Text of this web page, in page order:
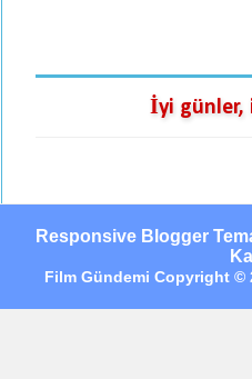
İyi günler,
Responsive Blogger
Film Gündemi Copyright ©